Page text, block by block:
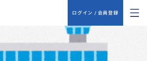
ログイン / 会員登録